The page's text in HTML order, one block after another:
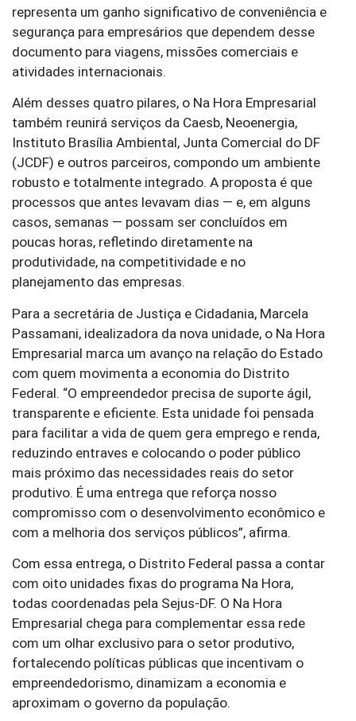
representa um ganho significativo de conveniência e
segurança para empresários que dependem desse
documento para viagens, missões comerciais e
atividades internacionais.
Além desses quatro pilares, o Na Hora Empresarial
também reunirá serviços da Caesb, Neoenergia,
Instituto Brasília Ambiental, Junta Comercial do DF
(JCDF) e outros parceiros, compondo um ambiente
robusto e totalmente integrado. A proposta é que
processos que antes levavam dias — e, em alguns
casos, semanas — possam ser concluídos em
poucas horas, refletindo diretamente na
produtividade, na competitividade e no
planejamento das empresas.
Para a secretária de Justiça e Cidadania, Marcela
Passamani, idealizadora da nova unidade, o Na Hora
Empresarial marca um avanço na relação do Estado
com quem movimenta a economia do Distrito
Federal. “O empreendedor precisa de suporte ágil,
transparente e eficiente. Esta unidade foi pensada
para facilitar a vida de quem gera emprego e renda,
reduzindo entraves e colocando o poder público
mais próximo das necessidades reais do setor
produtivo. É uma entrega que reforça nosso
compromisso com o desenvolvimento econômico e
com a melhoria dos serviços públicos”, afirma.
Com essa entrega, o Distrito Federal passa a contar
com oito unidades fixas do programa Na Hora,
todas coordenadas pela Sejus-DF. O Na Hora
Empresarial chega para complementar essa rede
com um olhar exclusivo para o setor produtivo,
fortalecendo políticas públicas que incentivam o
empreendedorismo, dinamizam a economia e
aproximam o governo da população.